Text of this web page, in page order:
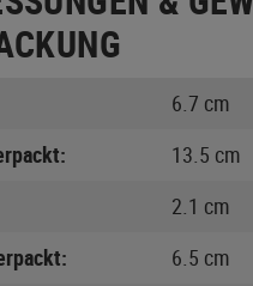
6.7 cm
13.5 cm
2.1 cm
6.5 cm